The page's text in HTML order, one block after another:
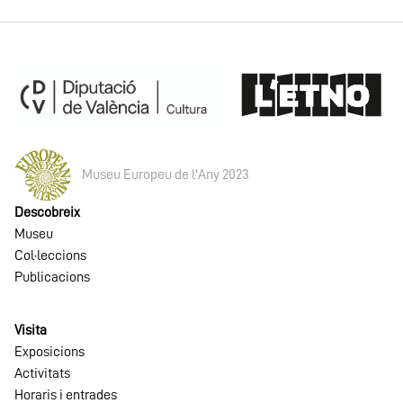
Museu Europeu de l'Any 2023
Descobreix
Museu
Col·leccions
Publicacions
Visita
Exposicions
Activitats
Horaris i entrades